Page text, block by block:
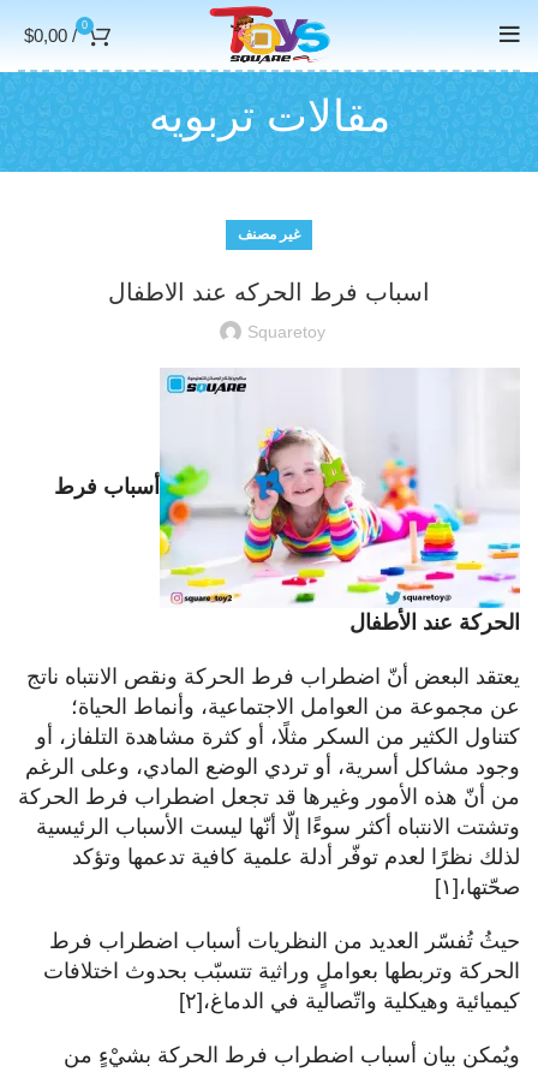
0
/
$0,00
مقالات تربويه
غير مصنف
اسباب فرط الحركه عند الاطفال
Squaretoy
أسباب فرط
الحركة عند الأطفال
يعتقد البعض أنّ اضطراب فرط الحركة ونقص الانتباه ناتج
عن مجموعة من العوامل الاجتماعية، وأنماط الحياة؛
كتناول الكثير من السكر مثلًا، أو كثرة مشاهدة التلفاز، أو
وجود مشاكل أسرية، أو تردي الوضع المادي، وعلى الرغم
من أنّ هذه الأمور وغيرها قد تجعل اضطراب فرط الحركة
وتشتت الانتباه أكثر سوءًا إلّا أنّها ليست الأسباب الرئيسية
لذلك نظرًا لعدم توفّر أدلة علمية كافية تدعمها وتؤكد
صحّتها،[١]
حيثُ تُفسّر العديد من النظريات أسباب اضطراب فرط
الحركة وتربطها بعواملٍ وراثية تتسبّب بحدوث اختلافات
كيميائية وهيكلية واتّصالية في الدماغ،[٢]
ويُمكن بيان أسباب اضطراب فرط الحركة بشيْءٍ من